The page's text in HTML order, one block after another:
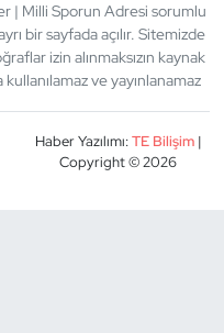
| Milli Sporun Adresi sorumlu
bir sayfada açılır. Sitemizde
izin alınmaksızın kaynak
ve yayınlanamaz
Haber Yazılımı:TE Bilişim|
Copyright © 2026